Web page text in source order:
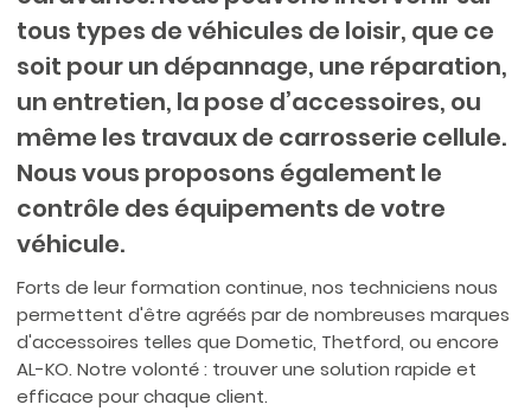
tous types de véhicules de loisir, que ce
soit pour un dépannage, une réparation,
un entretien, la pose d’accessoires, ou
même les travaux de carrosserie cellule.
Nous vous proposons également le
contrôle des équipements de votre
véhicule.
Forts de leur formation continue, nos techniciens nous
permettent d'être agréés par de nombreuses marques
d'accessoires telles que Dometic, Thetford, ou encore
AL-KO. Notre volonté : trouver une solution rapide et
efficace pour chaque client.